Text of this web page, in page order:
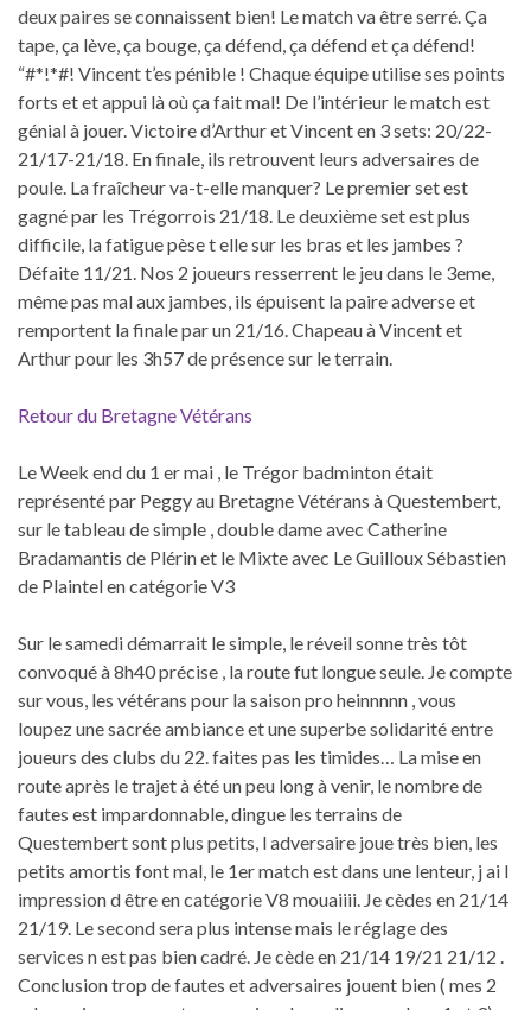
deux paires se connaissent bien! Le match va être serré. Ça
tape, ça lève, ça bouge, ça défend, ça défend et ça défend!
“#*!*#! Vincent t’es pénible ! Chaque équipe utilise ses points
forts et et appui là où ça fait mal! De l’intérieur le match est
génial à jouer. Victoire d’Arthur et Vincent en 3 sets: 20/22-
21/17-21/18. En finale, ils retrouvent leurs adversaires de
poule. La fraîcheur va-t-elle manquer? Le premier set est
gagné par les Trégorrois 21/18. Le deuxième set est plus
difficile, la fatigue pèse t elle sur les bras et les jambes ?
Défaite 11/21. Nos 2 joueurs resserrent le jeu dans le 3eme,
même pas mal aux jambes, ils épuisent la paire adverse et
remportent la finale par un 21/16. Chapeau à Vincent et
Arthur pour les 3h57 de présence sur le terrain.
Retour du Bretagne Vétérans
Le Week end du 1 er mai , le Trégor badminton était
représenté par Peggy au Bretagne Vétérans à Questembert,
sur le tableau de simple , double dame avec Catherine
Bradamantis de Plérin et le Mixte avec Le Guilloux Sébastien
de Plaintel en catégorie V3
Sur le samedi démarrait le simple, le réveil sonne très tôt
convoqué à 8h40 précise , la route fut longue seule. Je compte
sur vous, les vétérans pour la saison pro heinnnnn , vous
loupez une sacrée ambiance et une superbe solidarité entre
joueurs des clubs du 22. faites pas les timides… La mise en
route après le trajet à été un peu long à venir, le nombre de
fautes est impardonnable, dingue les terrains de
Questembert sont plus petits, l adversaire joue très bien, les
petits amortis font mal, le 1er match est dans une lenteur, j ai l
impression d être en catégorie V8 mouaiiii. Je cèdes en 21/14
21/19. Le second sera plus intense mais le réglage des
services n est pas bien cadré. Je cède en 21/14 19/21 21/12 .
Conclusion trop de fautes et adversaires jouent bien ( mes 2